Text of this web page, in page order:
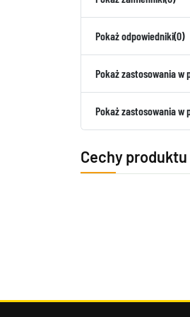
Pokaż odpowiedniki(0)
Pokaż zastosowania w
Pokaż zastosowania w
Cechy